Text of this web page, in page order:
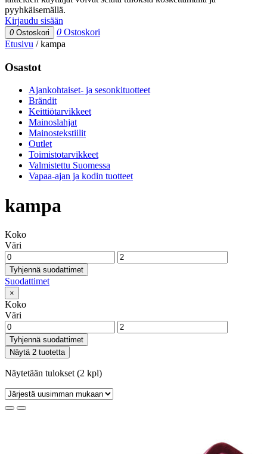
pyyhkäisemällä.
Kirjaudu sisään
0 Ostoskori 0 Ostoskori
Etusivu /kampa
Osastot
Ajankohtaiset- ja sesonkituotteet
Brändit
Keittiötarvikkeet
Mainoslahjat
Mainostekstiilit
Outlet
Toimistotarvikkeet
Valmistettu Suomessa
Vapaa-ajan ja kodin tuotteet
kampa
Koko
Väri
Tyhjennä suodattimet
Suodattimet
×
Koko
Väri
Tyhjennä suodattimet
Näytä 2 tuotetta
Näytetään tulokset (2 kpl)